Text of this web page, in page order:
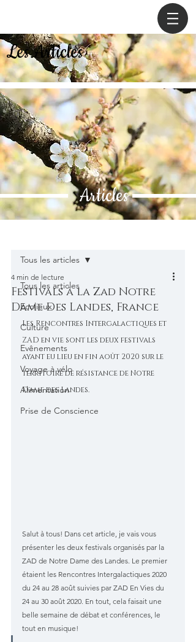
Tous les articles
Ecolieux
Culture
Evênements
Voyage à vélo
Alimentation
Prise de Conscience
Tous les articles
Festivals à la Zad Notre
Dame Des Landes, France
4 min de lecture
Les Rencontres Intergalactiques et
ZAD en vie sont les deux festivals
ayant eu lieu en fin août 2020 sur le
territoire de résistance de Notre
Dame des Landes.
Salut à tous! Dans cet article, je vais vous
présenter les deux festivals organisés par la
ZAD de Notre Dame des Landes. Le premier
étaient les Rencontres Intergalactiques 2020
du 24 au 28 août suivies par ZAD En Vies du
24 au 30 août 2020. En tout, cela faisait une
belle semaine de débat et conférences, le
tout en musique!
Articles
Les Articles